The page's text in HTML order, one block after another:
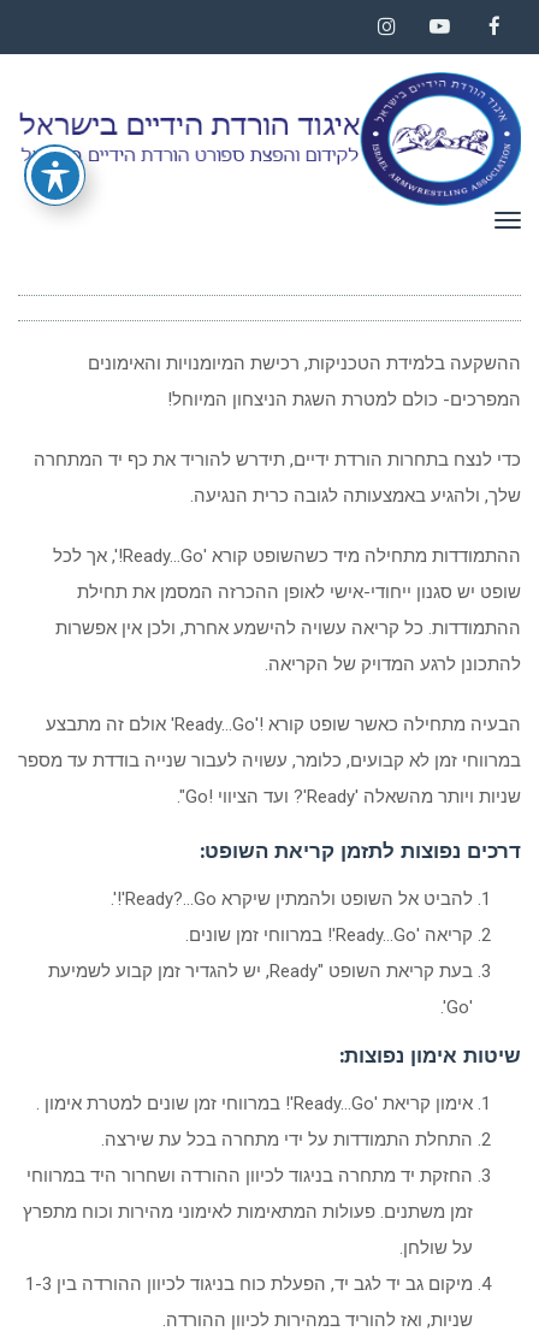
Facebook
YouTube
Instagram
תפריט
ההשקעה בלמידת הטכניקות, רכישת המיומנויות והאימונים
המפרכים- כולם למטרת השגת הניצחון המיוחל!
כדי לנצח בתחרות הורדת ידיים, תידרש להוריד את כף יד המתחרה
שלך, ולהגיע באמצעותה לגובה כרית הנגיעה.
ההתמודדות מתחילה מיד כשהשופט קורא 'Ready…Go!', אך לכל
שופט יש סגנון ייחודי-אישי לאופן ההכרזה המסמן את תחילת
ההתמודדות. כל קריאה עשויה להישמע אחרת, ולכן אין אפשרות
להתכונן לרגע המדויק של הקריאה.
הבעיה מתחילה כאשר שופט קורא !'Ready…Go' אולם זה מתבצע
במרווחי זמן לא קבועים, כלומר, עשויה לעבור שנייה בודדת עד מספר
שניות ויותר מהשאלה 'Ready'? ועד הציווי !Go".
דרכים נפוצות לתזמן קריאת השופט:
להביט אל השופט ולהמתין שיקרא Ready?…Go'!'.
קריאה 'Ready…Go'! במרווחי זמן שונים.
בעת קריאת השופט "Ready, יש להגדיר זמן קבוע לשמיעת
'Go'.
שיטות אימון נפוצות:
אימון קריאת 'Ready…Go'! במרווחי זמן שונים למטרת אימון .
התחלת התמודדות על ידי מתחרה בכל עת שירצה.
החזקת יד מתחרה בניגוד לכיוון ההורדה ושחרור היד במרווחי
זמן משתנים. פעולות המתאימות לאימוני מהירות וכוח מתפרץ
על שולחן.
מיקום גב יד לגב יד, הפעלת כוח בניגוד לכיוון ההורדה בין 1-3
שניות, ואז להוריד במהירות לכיוון ההורדה.